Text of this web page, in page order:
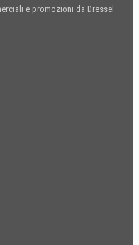
e promozioni da Dressel